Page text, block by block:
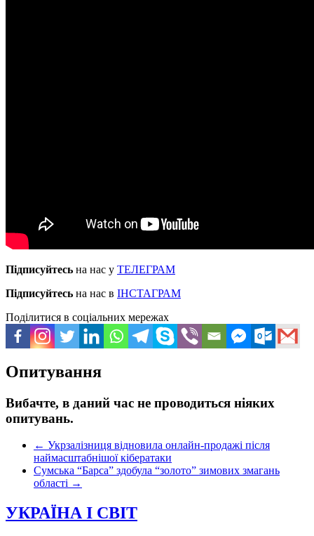
Підписуйтесь на нас у ТЕЛЕГРАМ
Підписуйтесь на нас в ІНСТАГРАМ
Поділитися в соціальних мережах
Опитування
Вибачте, в даний час не проводиться ніяких
опитувань.
← Укрзалізниця відновила онлайн-продажі після
наймасштабнішої кібератаки
Сумська “Барса” здобула “золото” зимових змагань
області →
УКРАЇНА І СВІТ